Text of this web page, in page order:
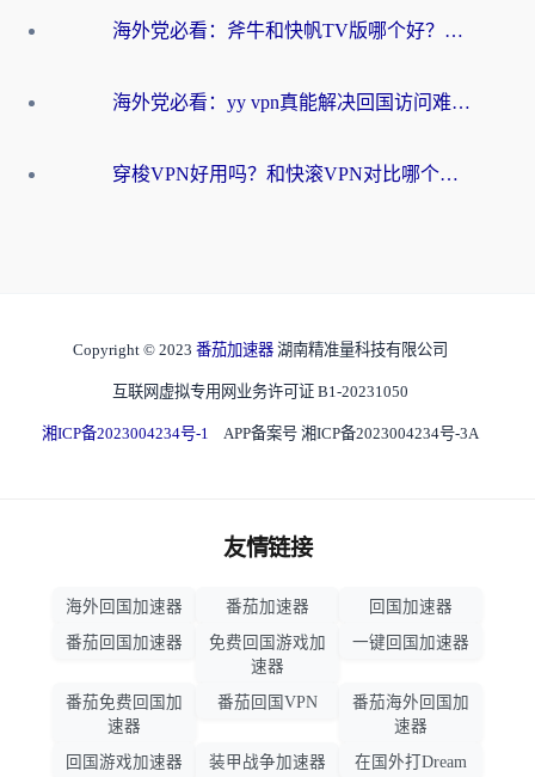
海外党必看：斧牛和快帆TV版哪个好？3分钟选对回国加速器，无缝刷B站、追热剧
海外党必看：yy vpn真能解决回国访问难题？附云极initap测评+免费方案对比
穿梭VPN好用吗？和快滚VPN对比哪个回国效果更好？海外党选回国加速器必看指南
Copyright © 2023 番茄加速器 湖南精准量科技有限公司
互联网虚拟专用网业务许可证 B1-20231050
湘ICP备2023004234号-1 APP备案号 湘ICP备2023004234号-3A
友情链接
海外回国加速器 番茄加速器
回国加速器
番茄回国加速器
免费回国游戏加
速器
一键回国加速器
番茄免费回国加
速器
番茄回国VPN
番茄海外回国加
速器
回国游戏加速器
装甲战争加速器 在国外打Dream